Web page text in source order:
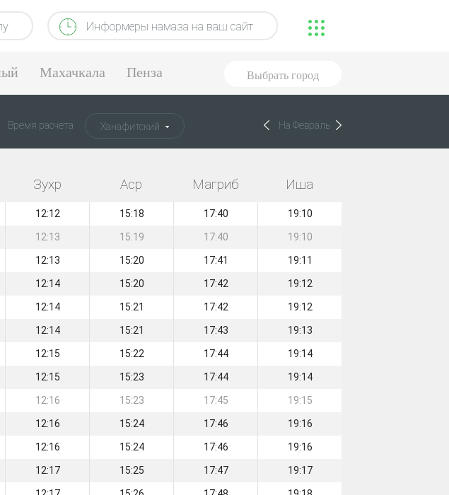
Информеры намаза на ваш сайт
Махачкала Пенза Выбрать город
Время расчета Ханафитский На Февраль
Зухр Аср Магриб Иша
12:12 15:18 17:40 19:10
12:13 15:19 17:40 19:10
12:13 15:20 17:41 19:11
12:14 15:20 17:42 19:12
12:14 15:21 17:42 19:12
12:14 15:21 17:43 19:13
12:15 15:22 17:44 19:14
12:15 15:23 17:44 19:14
12:16 15:23 17:45 19:15
12:16 15:24 17:46 19:16
12:16 15:24 17:46 19:16
12:17 15:25 17:47 19:17